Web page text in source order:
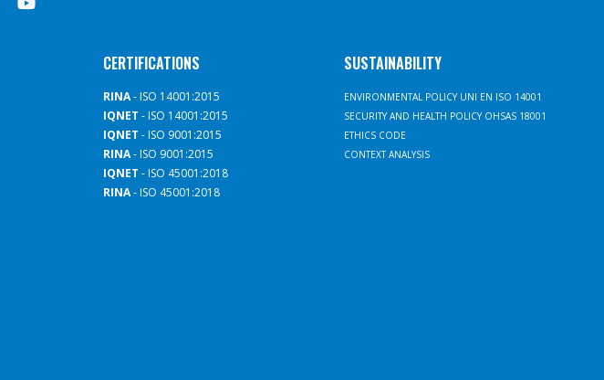
CERTIFICATIONS
RINA- ISO 14001:2015
IQNET - ISO 14001:2015
IQNET - ISO 9001:2015
RINA- ISO 9001:2015
IQNET - ISO 45001:2018
RINA- ISO 45001:2018
SUSTAINABILITY
ENVIRONMENTAL POLICY UNI EN ISO 14001
SECURITY AND HEALTH POLICY OHSAS 18001
ETHICS CODE
CONTEXT ANALYSIS